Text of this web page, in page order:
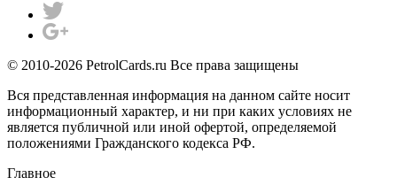
© 2010-2026 PetrolCards.ru Все права защищены
Вся представленная информация на данном сайте носит
информационный характер, и ни при каких условиях не
является публичной или иной офертой, определяемой
положениями Гражданского кодекса РФ.
Главное